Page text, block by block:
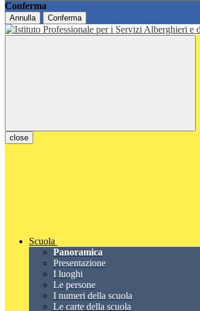
Conferma
Annulla Conferma
close
Scuola
Panoramica
Presentazione
I luoghi
Le persone
I numeri della scuola
Le carte della scuola